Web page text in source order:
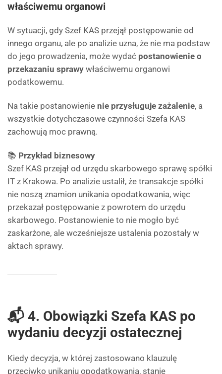
właściwemu organowi
W sytuacji, gdy Szef KAS przejął postępowanie od
innego organu, ale po analizie uzna, że nie ma podstaw
do jego prowadzenia, może wydać postanowienie o
przekazaniu sprawy właściwemu organowi
podatkowemu.
Na takie postanowienie nie przysługuje zażalenie, a
wszystkie dotychczasowe czynności Szefa KAS
zachowują moc prawną.
📚 Przykład biznesowy
Szef KAS przejął od urzędu skarbowego sprawę spółki
IT z Krakowa. Po analizie ustalił, że transakcje spółki
nie noszą znamion unikania opodatkowania, więc
przekazał postępowanie z powrotem do urzędu
skarbowego. Postanowienie to nie mogło być
zaskarżone, ale wcześniejsze ustalenia pozostały w
aktach sprawy.
📬 4. Obowiązki Szefa KAS po
wydaniu decyzji ostatecznej
Kiedy decyzja, w której zastosowano klauzulę
przeciwko unikaniu opodatkowania, stanie